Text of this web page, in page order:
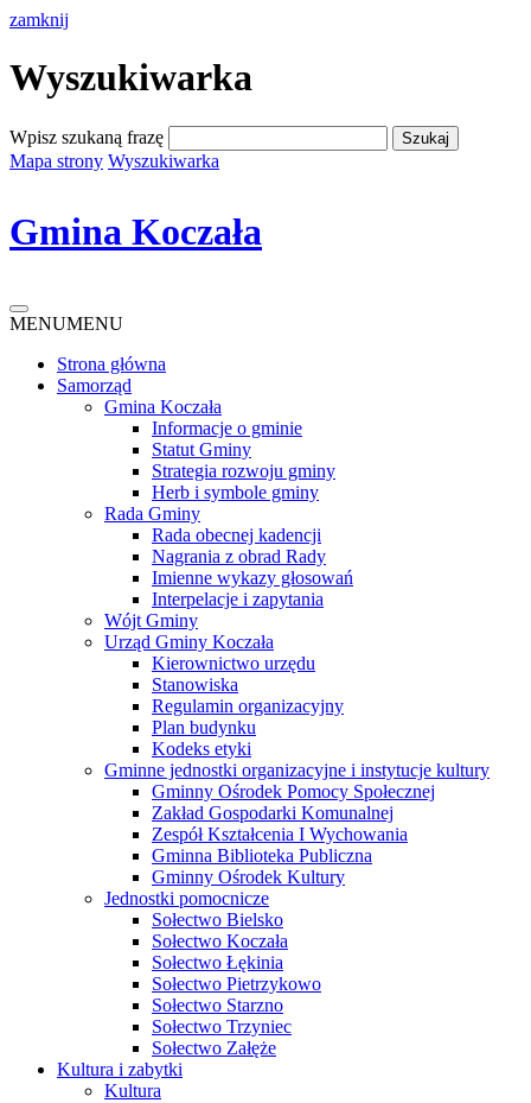
zamknij
Wyszukiwarka
Wpisz szukaną frazę
Mapa strony Wyszukiwarka
Gmina Koczała
MENUMENU
Strona główna
Samorząd
Gmina Koczała
Informacje o gminie
Statut Gminy
Strategia rozwoju gminy
Herb i symbole gminy
Rada Gminy
Rada obecnej kadencji
Nagrania z obrad Rady
Imienne wykazy głosowań
Interpelacje i zapytania
Wójt Gminy
Urząd Gminy Koczała
Kierownictwo urzędu
Stanowiska
Regulamin organizacyjny
Plan budynku
Kodeks etyki
Gminne jednostki organizacyjne i instytucje kultury
Gminny Ośrodek Pomocy Społecznej
Zakład Gospodarki Komunalnej
Zespół Kształcenia I Wychowania
Gminna Biblioteka Publiczna
Gminny Ośrodek Kultury
Jednostki pomocnicze
Sołectwo Bielsko
Sołectwo Koczała
Sołectwo Łękinia
Sołectwo Pietrzykowo
Sołectwo Starzno
Sołectwo Trzyniec
Sołectwo Załęże
Kultura i zabytki
Kultura